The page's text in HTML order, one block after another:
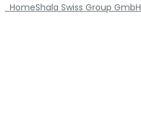
HomeShala Swiss Group GmbH